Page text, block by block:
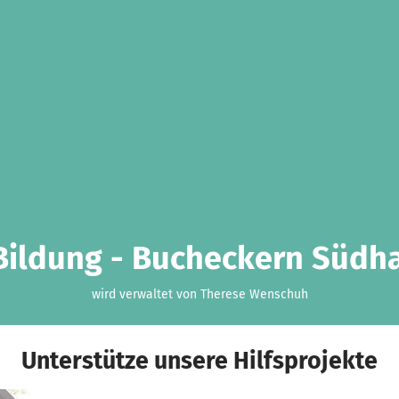
- Bucheckern
wird verwaltet von Therese Wenschuh
Unterstütze unsere Hilfsprojekte